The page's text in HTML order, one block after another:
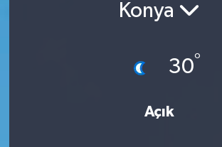
Konya
30°
Açık